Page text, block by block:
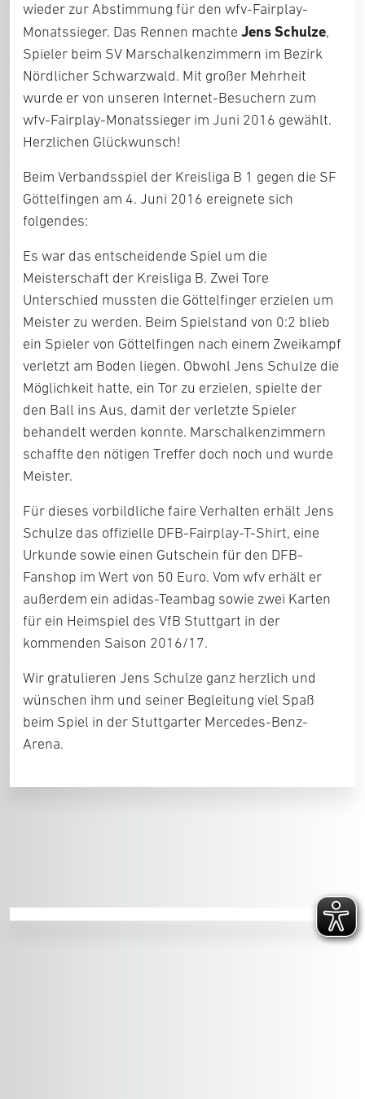
wieder zur Abstimmung für den wfv-Fairplay-
Monatssieger. Das Rennen machte Jens Schulze,
Spieler beim SV Marschalkenzimmern im Bezirk
Nördlicher Schwarzwald. Mit großer Mehrheit
wurde er von unseren Internet-Besuchern zum
wfv-Fairplay-Monatssieger im Juni 2016 gewählt.
Herzlichen Glückwunsch!
Beim Verbandsspiel der Kreisliga B 1 gegen die SF
Göttelfingen am 4. Juni 2016 ereignete sich
folgendes:
Es war das entscheidende Spiel um die
Meisterschaft der Kreisliga B. Zwei Tore
Unterschied mussten die Göttelfinger erzielen um
Meister zu werden. Beim Spielstand von 0:2 blieb
ein Spieler von Göttelfingen nach einem Zweikampf
verletzt am Boden liegen. Obwohl Jens Schulze die
Möglichkeit hatte, ein Tor zu erzielen, spielte der
den Ball ins Aus, damit der verletzte Spieler
behandelt werden konnte. Marschalkenzimmern
schaffte den nötigen Treffer doch noch und wurde
Meister.
Für dieses vorbildliche faire Verhalten erhält Jens
Schulze das offizielle DFB-Fairplay-T-Shirt, eine
Urkunde sowie einen Gutschein für den DFB-
Fanshop im Wert von 50 Euro. Vom wfv erhält er
außerdem ein adidas-Teambag sowie zwei Karten
für ein Heimspiel des VfB Stuttgart in der
kommenden Saison 2016/17.
Wir gratulieren Jens Schulze ganz herzlich und
wünschen ihm und seiner Begleitung viel Spaß
beim Spiel in der Stuttgarter Mercedes-Benz-
Arena.